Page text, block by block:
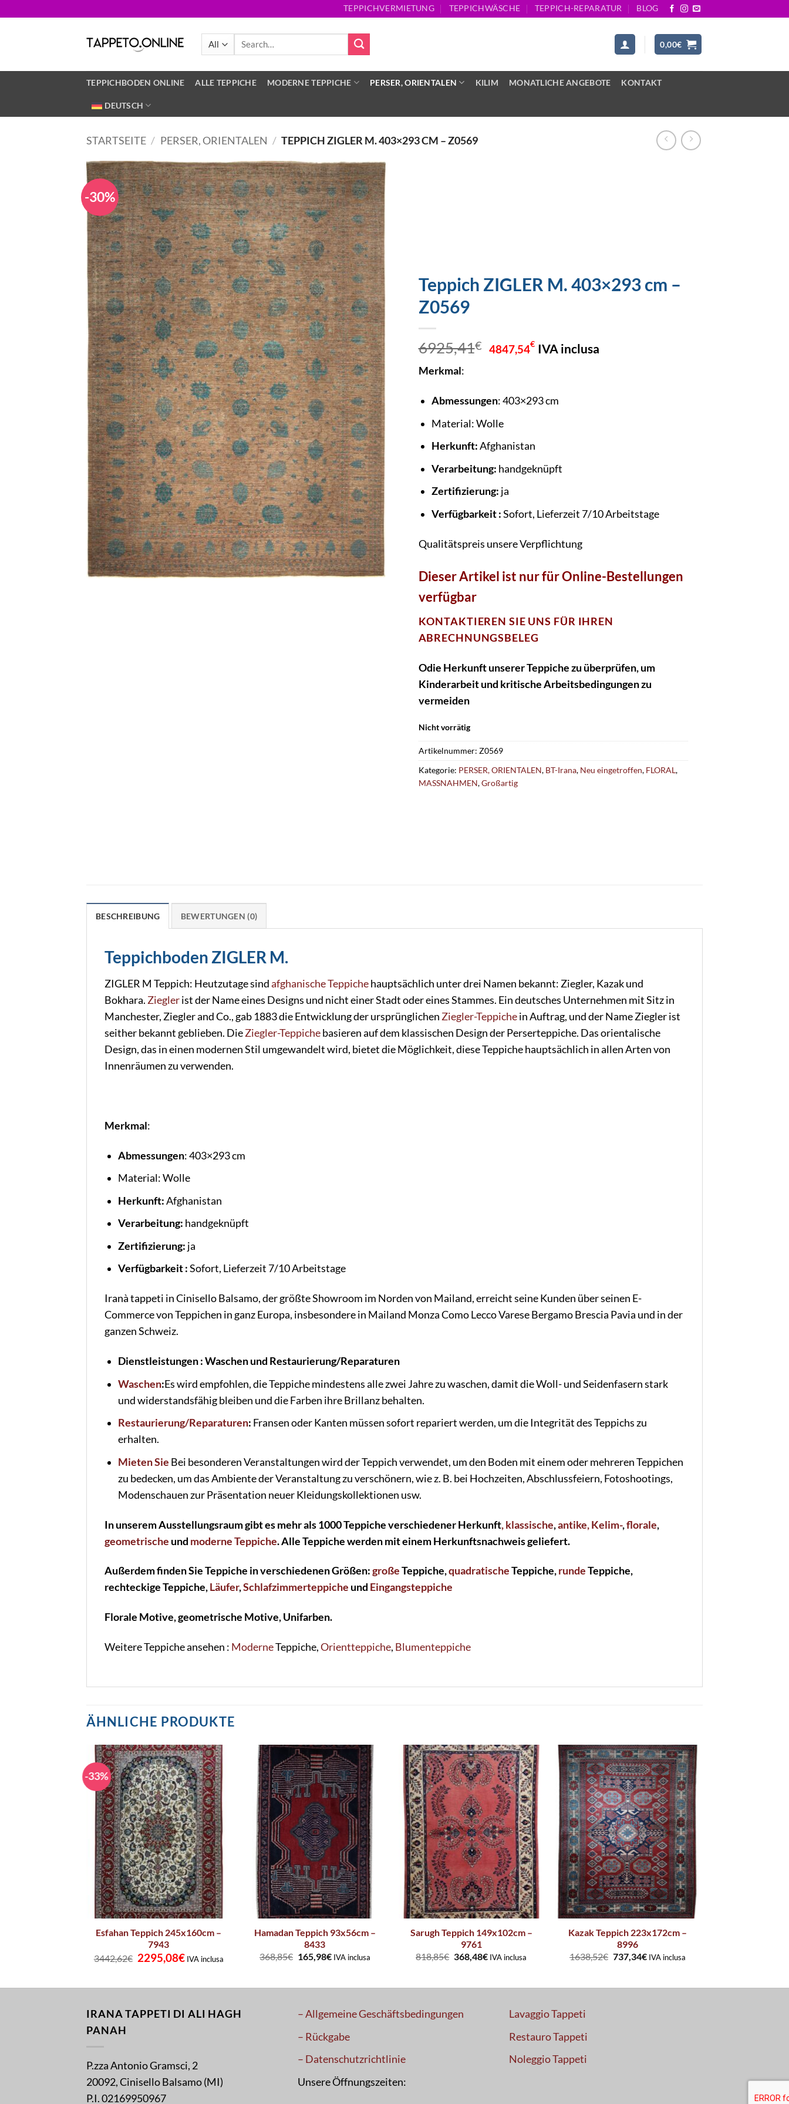
TEPPICHVERMIETUNG TEPPICHWÄSCHE TEPPICH-REPARATUR BLOG
Search
0,00€
TEPPICHBODEN ONLINE ALLE TEPPICHE MODERNE TEPPICHE PERSER, ORIENTALEN KILIM MONATLICHE ANGEBOTE KONTAKT
DEUTSCH
STARTSEITE / PERSER, ORIENTALEN / TEPPICH ZIGLER M. 403×293 CM – Z0569
-30%
Teppich ZIGLER M. 403×293 cm –
Z0569
6925,41€ Ursprünglicher
6925,41€
4847,54€Aktueller
4847,54€.
IVA inclusa
Merkmal:
Abmessungen: 403×293 cm
Material: Wolle
Herkunft:Afghanistan
Verarbeitung: handgeknüpft
Zertifizierung: ja
Verfügbarkeit :Sofort, Lieferzeit 7/10 Arbeitstage
Qualitätspreis unsere Verpflichtung
Dieser Artikel ist nurfür Online-Bestellungen
verfügbar
KONTAKTIEREN SIE UNS FÜR IHREN
ABRECHNUNGSBELEG
Odie Herkunft unserer Teppiche zu überprüfen, um
Kinderarbeit und kritische Arbeitsbedingungen zu
vermeiden
Nicht vorrätig
Artikelnummer: Z0569
Kategorie: PERSER, ORIENTALEN, BT-Irana, Neu eingetroffen, FLORAL,
MASSNAHMEN,Großartig
BESCHREIBUNG BEWERTUNGEN (0)
Teppichboden ZIGLER M.
ZIGLER M Teppich: Heutzutage sindafghanische Teppichehauptsächlich unter drei Namen bekannt: Ziegler, Kazak und
Bokhara. Zieglerist der Name eines Designs und nicht einer Stadt oder eines Stammes. Ein deutsches Unternehmen mit Sitz in
Manchester, Ziegler and Co., gab 1883 die Entwicklung der ursprünglichen Ziegler-Teppichein Auftrag, und der Name Ziegler ist
seither bekannt geblieben. DieZiegler-Teppichebasieren auf dem klassischen Design der Perserteppiche. Das orientalische
Design, das in einen modernen Stil umgewandelt wird, bietet die Möglichkeit, diese Teppiche hauptsächlich in allen Arten von
Innenräumen zu verwenden.
Merkmal:
Abmessungen: 403×293 cm
Material: Wolle
Herkunft:Afghanistan
Verarbeitung: handgeknüpft
Zertifizierung: ja
Verfügbarkeit :Sofort, Lieferzeit 7/10 Arbeitstage
Iranà tappeti in Cinisello Balsamo, der größte Showroom im Norden von Mailand, erreicht seine Kunden über seinen E-
Commerce von Teppichen in ganz Europa, insbesondere in Mailand Monza Como Lecco Varese Bergamo Brescia Pavia und in der
ganzen Schweiz.
Dienstleistungen : Waschen und Restaurierung/Reparaturen
Waschen:Es wird empfohlen, die Teppiche mindestens alle zwei Jahre zu waschen, damit die Woll- und Seidenfasern stark
und widerstandsfähig bleiben und die Farben ihre Brillanz behalten.
Restaurierung/Reparaturen: Fransen oder Kanten müssen sofort repariert werden, um die Integrität des Teppichs zu
erhalten.
Mieten Sie Bei besonderen Veranstaltungen wird der Teppich verwendet, um den Boden mit einem oder mehreren Teppichen
zu bedecken, um das Ambiente der Veranstaltung zu verschönern, wie z. B. bei Hochzeiten, Abschlussfeiern, Fotoshootings,
Modenschauen zur Präsentation neuer Kleidungskollektionen usw.
In unserem Ausstellungsraum gibt es mehr als 1000 Teppiche verschiedener Herkunft, klassische,antike, Kelim-,florale,
geometrische und moderne Teppiche. Alle Teppiche werden mit einem Herkunftsnachweis geliefert.
Außerdem finden Sie Teppiche in verschiedenen Größen:großeTeppiche,quadratischeTeppiche,rundeTeppiche,
rechteckige Teppiche,Läufer,Schlafzimmerteppiche und Eingangsteppiche
Florale Motive, geometrische Motive, Unifarben.
Weitere Teppiche ansehen : ModerneTeppiche,Orientteppiche, Blumenteppiche
ÄHNLICHE PRODUKTE
-33%
Esfahan Teppich 245x160cm –
7943
3442,62€ Ursprünglicher
Preis
2295,08€Aktueller
Preis
IVA inclusa
Hamadan Teppich 93x56cm –
8433
368,85€ 165,98€ IVA inclusa
Sarugh Teppich 149x102cm –
9761
818,85€ 368,48€ IVA inclusa
Kazak Teppich 223x172cm –
8996
1638,52€ 737,34€ IVA inclusa
IRANA TAPPETI DI ALI HAGH
PANAH
P.zza Antonio Gramsci, 2
20092, Cinisello Balsamo (MI)
P.I. 02169950967
– Allgemeine Geschäftsbedingungen
– Rückgabe
– Datenschutzrichtlinie
Unsere Öffnungszeiten:
Lavaggio Tappeti
Restauro Tappeti
Noleggio Tappeti